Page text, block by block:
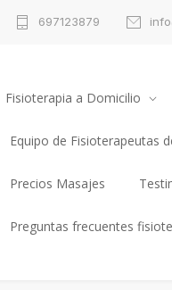
697123879
Fisioterapia a Domicilio
Equipo de Fisioterapeutas
Precios Masajes
Preguntas frecuentes